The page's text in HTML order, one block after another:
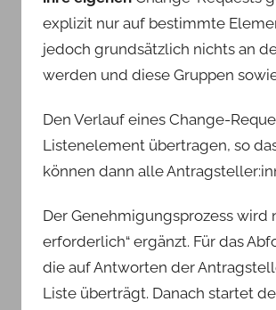
explizit nur auf bestimmte
jedoch grundsätzlich nichts an
werden und diese Gruppen
Den Verlauf eines Change-
Listenelement übertragen, so
können dann alle
Der Genehmigungsprozess wird
erforderlich“ ergänzt. Für das
die auf Antworten der
Liste überträgt. Danach startet